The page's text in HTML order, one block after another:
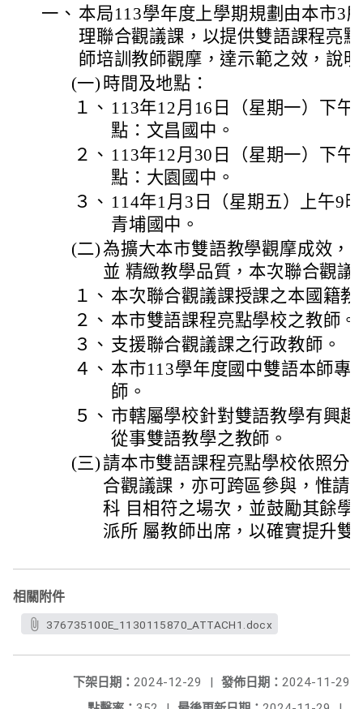
一、 本局113學年度上學期規劃由本市3
理聯合觀議課，以提供雙語課程亮
師培訓教師觀摩，達示範之效，說
(一) 時間及地點：
１、 113年12月16日（星期一）下午
點：文昌國中。
２、 113年12月30日（星期一）下午
點：大園國中。
３、 114年1月3日（星期五）上午9
青埔國中。
(二)為擴大本市雙語教學觀摩成效，
並 精緻教學品質，本次聯合觀議
１、 本次聯合觀議課授課之本國籍
２、 本市雙語課程亮點學校之教師。
３、 支援聯合觀議課之行政教師。
４、 本市113學年度國中雙語本師專
師。
５、 市轄屬學校針對雙語教學有興
從事雙語教學之教師。
(三) 請本市雙語課程亮點學校依照分
合觀議課，亦可跨區參與，惟請
科 目相符之場次，並鼓勵其餘學
派所 屬教師出席，以確實提升雙
相關附件
376735100E_1130115870_ATTACH1.docx
發佈日期： 2024-11-29
下架日期： 2024-12-29
|